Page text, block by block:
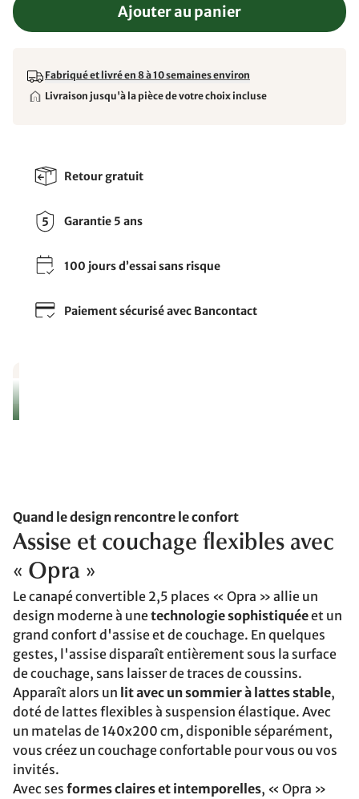
Ajouter au panier
Fabriqué et livré en 8 à 10 semaines environ
Livraison jusqu'à la pièce de votre choix incluse
Retour gratuit
Garantie 5 ans
100 jours d’essai sans risque
Paiement sécurisé avec Bancontact
Quand le design rencontre le confort
Assise et couchage flexibles avec
« Opra »
Le canapé convertible 2,5 places « Opra » allie un
design moderne à unetechnologie sophistiquéeet un
grand confort d'assise et de couchage. En quelques
gestes, l'assise disparaît entièrement sous la surface
de couchage, sans laisser de traces de coussins.
Apparaît alors un lit avec un sommier à lattes stable,
doté de lattes flexibles à suspension élastique. Avec
un matelas de 140x200 cm, disponible séparément,
vous créez un couchage confortable pour vous ou vos
invités.
Avec ses formes claires et intemporelles, « Opra »